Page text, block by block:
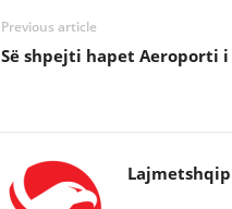
Previous article
Së shpejti hapet Aeroporti
Lajmetshqip